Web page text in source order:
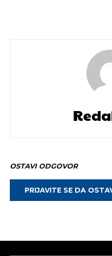
OSTAVI ODGOVOR
PRIJAVITE SE DA